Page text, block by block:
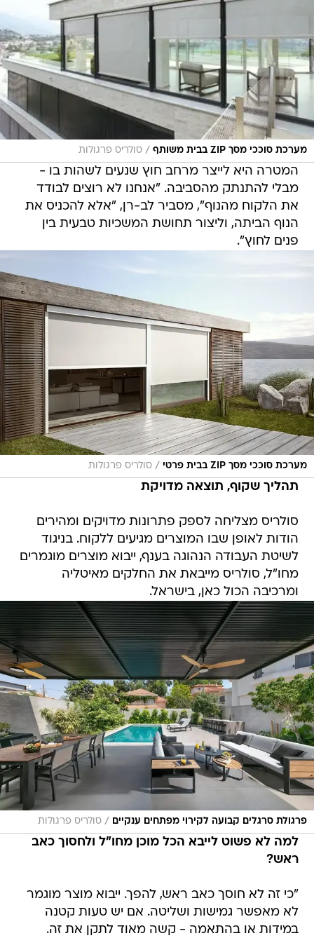
מערכת סוככי מסך ZIP בבית משותף / סולריס פרגולות
המטרה היא לייצר מרחב חוץ שנעים לשהות בו -
מבלי להתנתק מהסביבה. "אנחנו לא רוצים לבודד
את הלקוח מהנוף", מסביר לב-רן, "אלא להכניס את
הנוף הביתה, וליצור תחושת המשכיות טבעית בין
פנים לחוץ".
מערכת סוככי מסך ZIP בבית פרטי / סולריס פרגולות
תהליך שקוף, תוצאה מדויקת
סולריס מצליחה לספק פתרונות מדויקים ומהירים
הודות לאופן שבו המוצרים מגיעים ללקוח. בניגוד
לשיטת העבודה הנהוגה בענף, ייבוא מוצרים מוגמרים
מחו"ל, סולריס מייבאת את החלקים מאיטליה
ומרכיבה הכול כאן, בישראל.
פרגולת סרגלים קבועה לקירוי מפתחים ענקיים / סולריס פרגולות
למה לא פשוט לייבא הכל מוכן מחו"ל ולחסוך כאב
ראש?
"כי זה לא חוסך כאב ראש, להפך. ייבוא מוצר מוגמר
לא מאפשר גמישות ושליטה. אם יש טעות קטנה
במידות או בהתאמה - קשה מאוד לתקן את זה.